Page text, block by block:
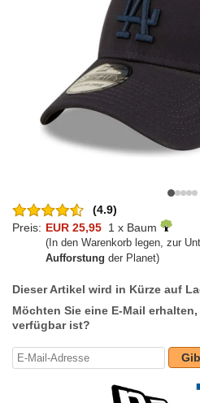
(4.9)
Preis: EUR 25,95 1 x Baum
(In den Warenkorb legen, zur
Aufforstung der Planet)
Dieser Artikel wird in Kürze auf
Möchten Sie eine E-Mail
verfügbar ist?